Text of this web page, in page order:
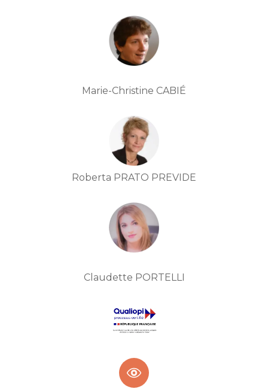
Marie-Christine CABIÉ
Roberta PRATO PREVIDE
Claudette PORTELLI